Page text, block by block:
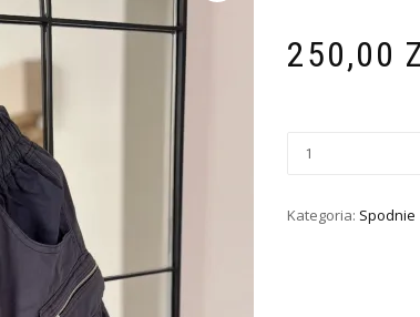
250,00
Kategoria: Spodnie